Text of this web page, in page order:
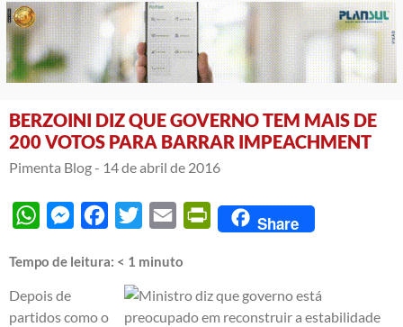
BERZOINI DIZ QUE GOVERNO TEM MAIS DE
200 VOTOS PARA BARRAR IMPEACHMENT
Pimenta Blog - 14 de abril de 2016
WhatsAppMessengerFacebook
Twitter Email PrintFriendly
Share
Tempo de leitura: < 1 minuto
Depois de
partidos como o